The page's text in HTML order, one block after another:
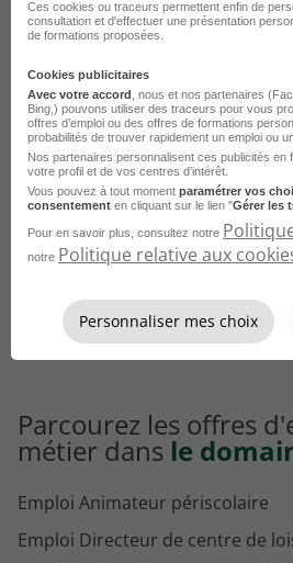
Voir plus
Emploi Directeur de centre de
Emploi Directeur de centre de
Emploi Directeur de centre de
Emploi Directeur de centre de
Emploi Directeur de centre de
Emploi Directeur de centre de
Emploi Directeur de centre de
Emploi Directeur de centre de
loisirs par
Parcourez les offres
métier dans le
Emploi Animateur périscolaire
Emploi Directeur de centre de
Ces cookies ou traceurs permettent enfin de
consultation et d'effectuer une présentation
de formations proposées.
Cookies publicitaires
Avec votre accord , nous et nos partenaires
Bing,) pouvons utiliser des traceurs pour vous
offres d’emploi ou des offres de formations
probabilités de trouver rapidement un emploi ou
Nos partenaires personnalisent ces publicités en
votre profil et de vos centres d’intérêt.
Vous pouvez à tout moment paramétrer vos
consentement en cliquant sur le lien "Gérer les
Pour en savoir plus, consultez notre
notre Politique relative aux
Personnaliser mes choix